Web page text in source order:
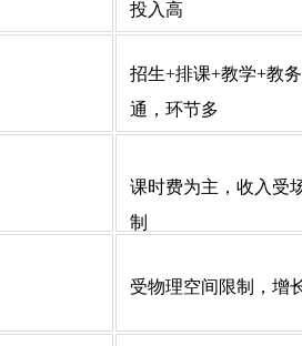
投入高
招生+排课+教学+教
通，环节多
课时费为主，收入受
制
受物理空间限制，增